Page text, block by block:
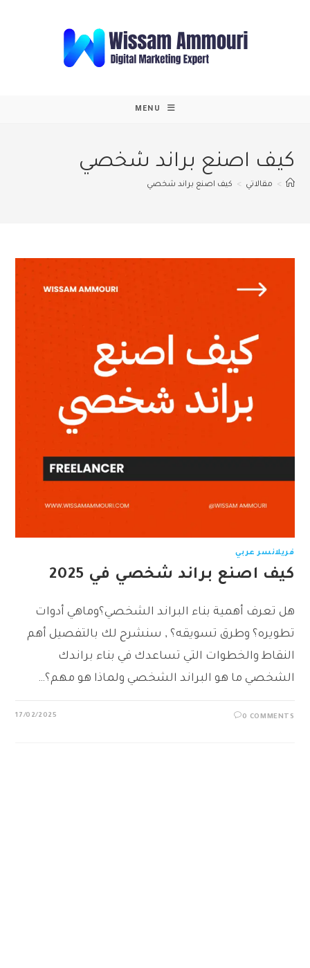
MENU
كيف اصنع براند شخصي
> مقالاتي > كيف اصنع براند شخصي
فريلانسر عربي
كيف اصنع براند شخصي في 2025
هل تعرف أهمية بناء البراند الشخصي؟وماهي أدوات
تطويره؟ وطرق تسويقه؟ , سنشرح لك بالتفصيل أهم
النقاط والخطوات التي تساعدك في بناء براندك
الشخصي ما هو البراند الشخصي ولماذا هو مهم؟…
0 COMMENTS
17/02/2025